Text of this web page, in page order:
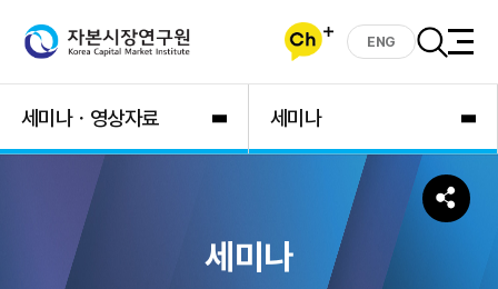
ENG
세미나ㆍ영상자료 세미나
세미나